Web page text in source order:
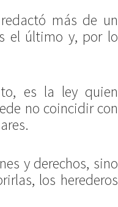
más de un
el último y, por lo
es la ley quien
no coincidir con
y derechos, sino
los herederos